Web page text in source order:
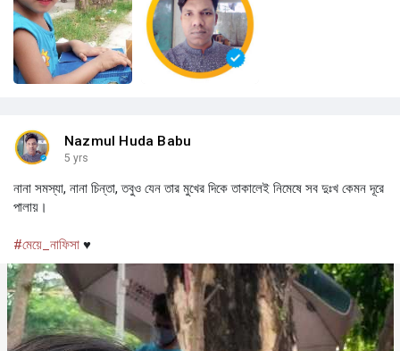
Nazmul Huda Babu
5 yrs
নানা সমস্যা, নানা চিন্তা, তবুও যেন তার মুখের দিকে তাকালেই নিমেষে সব দুঃখ কেমন দূরে
পালায়।
#মেয়ে_নাফিসা ♥️